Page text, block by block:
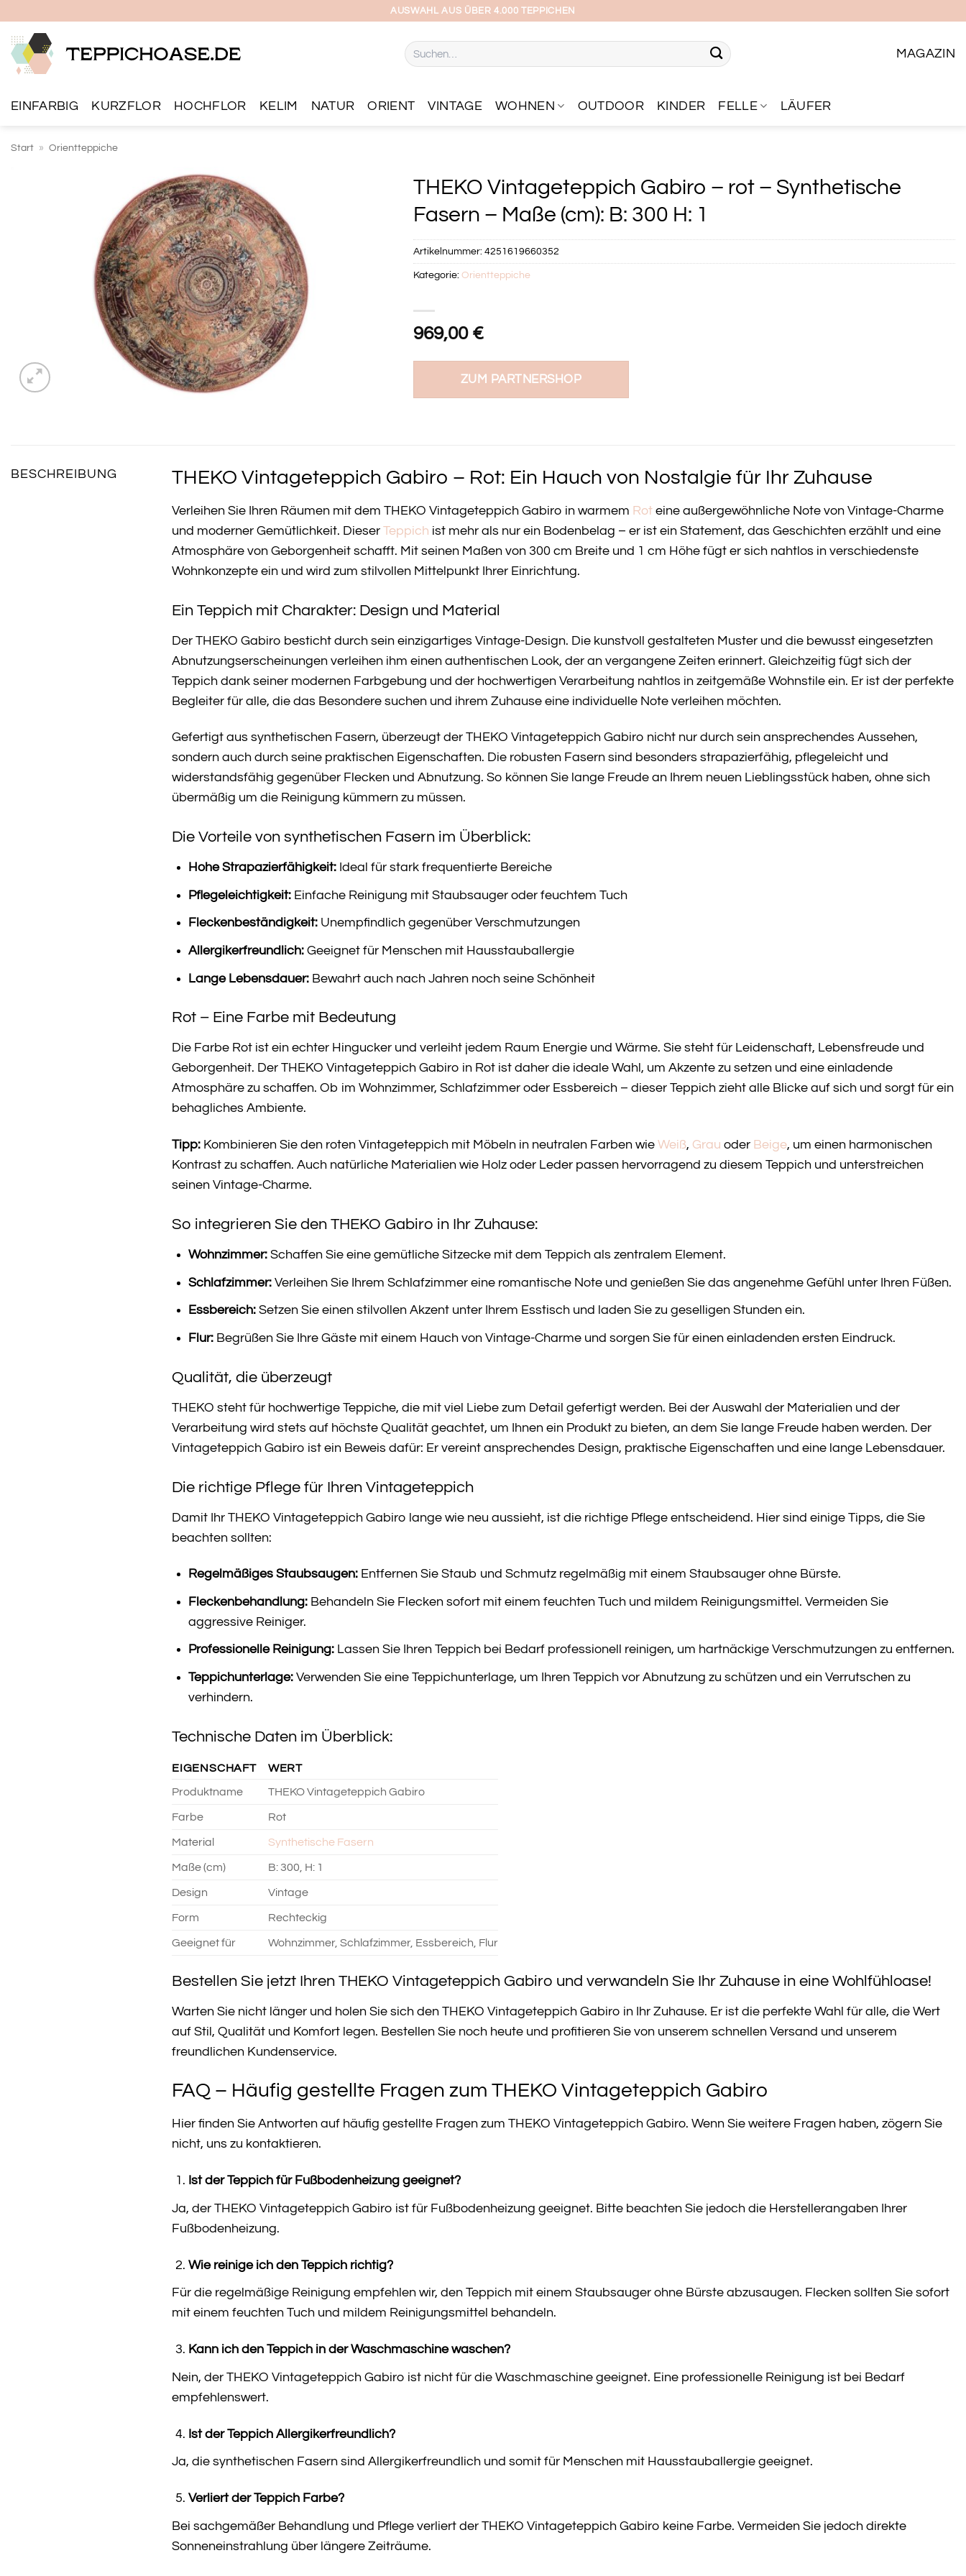
springen
AUSWAHL AUS ÜBER 4.000 TEPPICHEN
Suchen
nach:
MAGAZIN
EINFARBIG KURZFLOR HOCHFLOR KELIM NATUR ORIENT VINTAGE WOHNEN OUTDOOR KINDER FELLE LÄUFER
Start » Orientteppiche
THEKO Vintageteppich Gabiro – rot – Synthetische
Fasern – Maße (cm): B: 300 H: 1
969,00 €
ZUM PARTNERSHOP
Artikelnummer: 4251619660352
Kategorie: Orientteppiche
BESCHREIBUNG THEKO Vintageteppich Gabiro – Rot: Ein Hauch von Nostalgie für Ihr Zuhause
Verleihen Sie Ihren Räumen mit dem THEKO Vintageteppich Gabiro in warmem Rot eine außergewöhnliche Note von Vintage-Charme
und moderner Gemütlichkeit. Dieser Teppich ist mehr als nur ein Bodenbelag – er ist ein Statement, das Geschichten erzählt und eine
Atmosphäre von Geborgenheit schafft. Mit seinen Maßen von 300 cm Breite und 1 cm Höhe fügt er sich nahtlos in verschiedenste
Wohnkonzepte ein und wird zum stilvollen Mittelpunkt Ihrer Einrichtung.
Ein Teppich mit Charakter: Design und Material
Der THEKO Gabiro besticht durch sein einzigartiges Vintage-Design. Die kunstvoll gestalteten Muster und die bewusst eingesetzten
Abnutzungserscheinungen verleihen ihm einen authentischen Look, der an vergangene Zeiten erinnert. Gleichzeitig fügt sich der
Teppich dank seiner modernen Farbgebung und der hochwertigen Verarbeitung nahtlos in zeitgemäße Wohnstile ein. Er ist der perfekte
Begleiter für alle, die das Besondere suchen und ihrem Zuhause eine individuelle Note verleihen möchten.
Gefertigt aus synthetischen Fasern, überzeugt der THEKO Vintageteppich Gabiro nicht nur durch sein ansprechendes Aussehen,
sondern auch durch seine praktischen Eigenschaften. Die robusten Fasern sind besonders strapazierfähig, pflegeleicht und
widerstandsfähig gegenüber Flecken und Abnutzung. So können Sie lange Freude an Ihrem neuen Lieblingsstück haben, ohne sich
übermäßig um die Reinigung kümmern zu müssen.
Die Vorteile von synthetischen Fasern im Überblick:
Hohe Strapazierfähigkeit:Ideal für stark frequentierte Bereiche
Pflegeleichtigkeit:Einfache Reinigung mit Staubsauger oder feuchtem Tuch
Fleckenbeständigkeit:Unempfindlich gegenüber Verschmutzungen
Allergikerfreundlich:Geeignet für Menschen mit Hausstauballergie
Lange Lebensdauer:Bewahrt auch nach Jahren noch seine Schönheit
Rot – Eine Farbe mit Bedeutung
Die Farbe Rot ist ein echter Hingucker und verleiht jedem Raum Energie und Wärme. Sie steht für Leidenschaft, Lebensfreude und
Geborgenheit. Der THEKO Vintageteppich Gabiro in Rot ist daher die ideale Wahl, um Akzente zu setzen und eine einladende
Atmosphäre zu schaffen. Ob im Wohnzimmer, Schlafzimmer oder Essbereich – dieser Teppich zieht alle Blicke auf sich und sorgt für ein
behagliches Ambiente.
Tipp: Kombinieren Sie den roten Vintageteppich mit Möbeln in neutralen Farben wie Weiß, Grau oder Beige, um einen harmonischen
Kontrast zu schaffen. Auch natürliche Materialien wie Holz oder Leder passen hervorragend zu diesem Teppich und unterstreichen
seinen Vintage-Charme.
So integrieren Sie den THEKO Gabiro in Ihr Zuhause:
Wohnzimmer:Schaffen Sie eine gemütliche Sitzecke mit dem Teppich als zentralem Element.
Schlafzimmer:Verleihen Sie Ihrem Schlafzimmer eine romantische Note und genießen Sie das angenehme Gefühl unter Ihren Füßen.
Essbereich:Setzen Sie einen stilvollen Akzent unter Ihrem Esstisch und laden Sie zu geselligen Stunden ein.
Flur:Begrüßen Sie Ihre Gäste mit einem Hauch von Vintage-Charme und sorgen Sie für einen einladenden ersten Eindruck.
Qualität, die überzeugt
THEKO steht für hochwertige Teppiche, die mit viel Liebe zum Detail gefertigt werden. Bei der Auswahl der Materialien und der
Verarbeitung wird stets auf höchste Qualität geachtet, um Ihnen ein Produkt zu bieten, an dem Sie lange Freude haben werden. Der
Vintageteppich Gabiro ist ein Beweis dafür: Er vereint ansprechendes Design, praktische Eigenschaften und eine lange Lebensdauer.
Die richtige Pflege für Ihren Vintageteppich
Damit Ihr THEKO Vintageteppich Gabiro lange wie neu aussieht, ist die richtige Pflege entscheidend. Hier sind einige Tipps, die Sie
beachten sollten:
Regelmäßiges Staubsaugen:Entfernen Sie Staub und Schmutz regelmäßig mit einem Staubsauger ohne Bürste.
Fleckenbehandlung:Behandeln Sie Flecken sofort mit einem feuchten Tuch und mildem Reinigungsmittel. Vermeiden Sie
aggressive Reiniger.
Professionelle Reinigung:Lassen Sie Ihren Teppich bei Bedarf professionell reinigen, um hartnäckige Verschmutzungen zu entfernen.
Teppichunterlage:Verwenden Sie eine Teppichunterlage, um Ihren Teppich vor Abnutzung zu schützen und ein Verrutschen zu
verhindern.
Technische Daten im Überblick:
EIGENSCHAFT WERT
Produktname THEKO Vintageteppich Gabiro
Farbe Rot
Material Synthetische Fasern
Maße (cm) B: 300, H: 1
Design Vintage
Form Rechteckig
Geeignet für Wohnzimmer, Schlafzimmer, Essbereich, Flur
Bestellen Sie jetzt Ihren THEKO Vintageteppich Gabiro und verwandeln Sie Ihr Zuhause in eine Wohlfühloase!
Warten Sie nicht länger und holen Sie sich den THEKO Vintageteppich Gabiro in Ihr Zuhause. Er ist die perfekte Wahl für alle, die Wert
auf Stil, Qualität und Komfort legen. Bestellen Sie noch heute und profitieren Sie von unserem schnellen Versand und unserem
freundlichen Kundenservice.
FAQ – Häufig gestellte Fragen zum THEKO Vintageteppich Gabiro
Hier finden Sie Antworten auf häufig gestellte Fragen zum THEKO Vintageteppich Gabiro. Wenn Sie weitere Fragen haben, zögern Sie
nicht, uns zu kontaktieren.
Ist der Teppich für Fußbodenheizung geeignet?
Ja, der THEKO Vintageteppich Gabiro ist für Fußbodenheizung geeignet. Bitte beachten Sie jedoch die Herstellerangaben Ihrer
Fußbodenheizung.
Wie reinige ich den Teppich richtig?
Für die regelmäßige Reinigung empfehlen wir, den Teppich mit einem Staubsauger ohne Bürste abzusaugen. Flecken sollten Sie sofort
mit einem feuchten Tuch und mildem Reinigungsmittel behandeln.
Kann ich den Teppich in der Waschmaschine waschen?
Nein, der THEKO Vintageteppich Gabiro ist nicht für die Waschmaschine geeignet. Eine professionelle Reinigung ist bei Bedarf
empfehlenswert.
Ist der Teppich Allergikerfreundlich?
Ja, die synthetischen Fasern sind Allergikerfreundlich und somit für Menschen mit Hausstauballergie geeignet.
Verliert der Teppich Farbe?
Bei sachgemäßer Behandlung und Pflege verliert der THEKO Vintageteppich Gabiro keine Farbe. Vermeiden Sie jedoch direkte
Sonneneinstrahlung über längere Zeiträume.